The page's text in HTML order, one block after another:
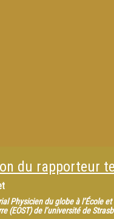
du rapporteur
Physicien du globe à l’École
(EOST) de l’université de